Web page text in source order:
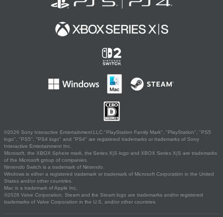
©2026 Sony Interactive Entertainment LLC."PlayStation Family Mark", "PlayStation", "PS5
logo", "PS5", "PS4 logo" and "PS4" are registered trademarks or trademarks of Sony
Interactive Entertainment Inc.
Microsoft, the XBOX Sphere mark, the Series X|S logo and XBOX Series X|S are trademarks
of the Microsoft group of companies.
Nintendo Switch is a trademark of Nintendo.
Windows is either a registered trademark or trademark of Microsoft Corporation in the United
States and/or other countries.
Mac is a trademark of Apple Inc.
©2026 Valve Corporation. Steam and the Steam logo are trademarks and/or registered
trademarks of Valve Corporation in the U.S. and/or other countries.